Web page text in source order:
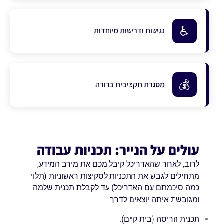
♿ נגישות ודרישות מיוחדות
💰 מסגרת תקציבית ברורה
עולים על הנייר: תכניות עבודה
לרוב, לאחר שהאדריכל קיבל מכם את מירב המידע,
מתחילים לגבש את התכניות לסקיצות ראשוניות (תלוי
כמה סיכמתם עם האדריכל) עד לקבלת תכנית שלמה
ומגובשת איתה יוצאים לדרך:
תכנית הריסה (בית קיים).